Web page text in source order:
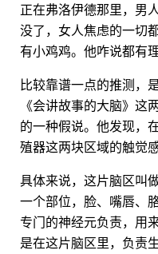
正在弗洛伊德那里，男
没了，女人焦虑的一切
有小鸡鸡。他咋说都有
比较靠谱一点的推测，
《会讲故事的大脑》这
的一种假说。他发现，
殖器这两块区域的触觉
具体来说，这片脑区叫
一个部位，脸、嘴唇、
专门的神经元负责，用
是在这片脑区里，负责